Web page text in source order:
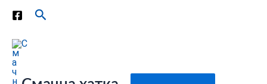
Перейти
вмісту
Пошук